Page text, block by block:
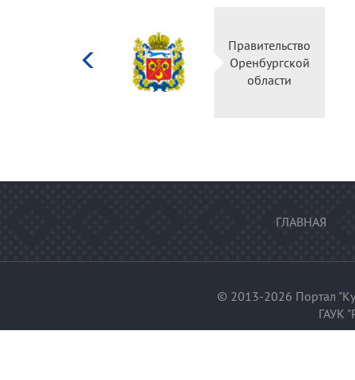
Правительство
Оренбургской
области
ГЛАВНАЯ
© 2013-2026 Портал
ГАУК